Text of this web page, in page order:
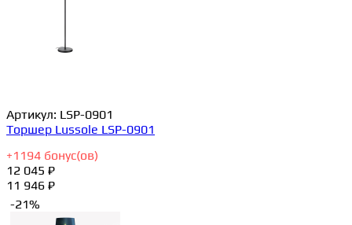
Артикул: LSP-0901
Торшер Lussole LSP-0901
+1194 бонус(ов)
12 045 ₽
11 946 ₽
-21%